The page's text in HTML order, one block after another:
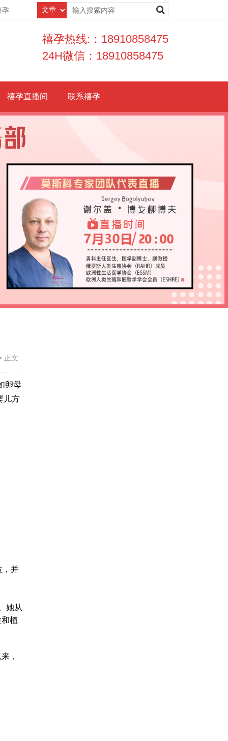
孕
禧孕热线:：18910858475
24H微信：18910858475
禧孕直播间 联系禧孕
正文
卵母
儿方
，并
她从
植
，